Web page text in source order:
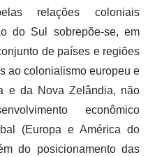
relações coloniais
do Sul sobrepõe-se, em
de países e regiões
ao colonialismo europeu e
e da Nova Zelândia, não
econômico
(Europa e América do
do posicionamento das